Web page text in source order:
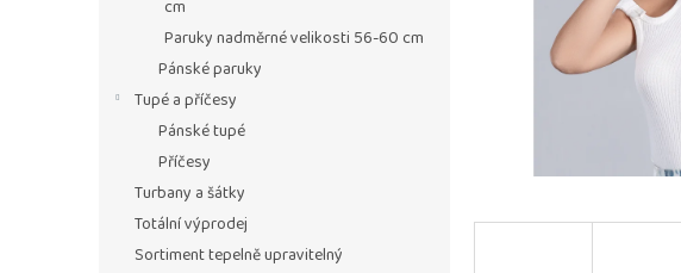
cm
Paruky nadměrné velikosti 56-60 cm
Pánské paruky
Tupé a příčesy
Pánské tupé
Příčesy
Turbany a šátky
Totální výprodej
Sortiment tepelně upravitelný